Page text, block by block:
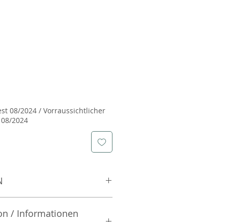
08/2024 / Vorraussichtlicher
2024
/ Informationen